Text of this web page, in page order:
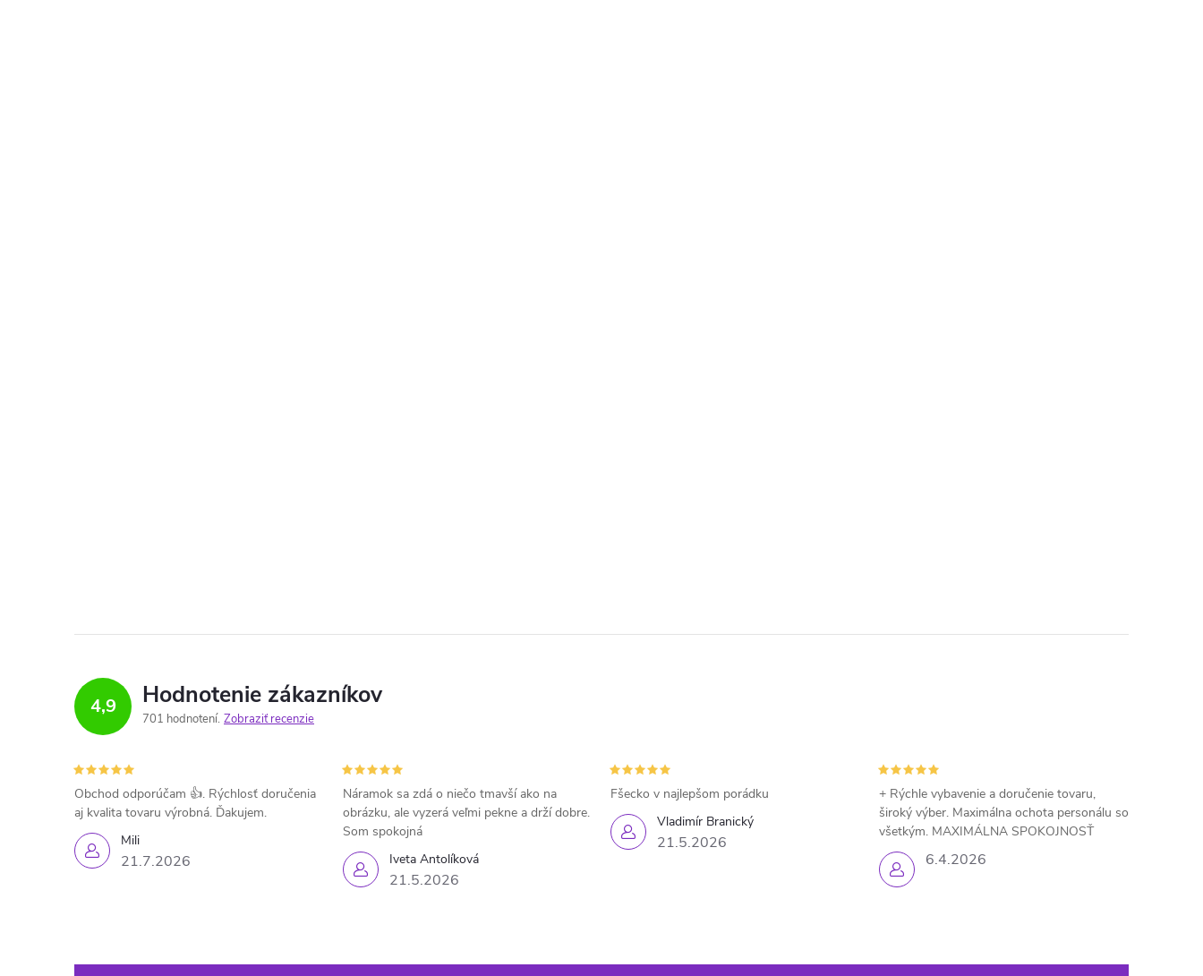
4,9 Hodnotenie zákazníkov
701 hodnotení Zobraziť recenzie
Mili
21.7.2026
Obchod odporúčam 👍. Rýchlosť doručenia
aj kvalita tovaru výrobná. Ďakujem.
Iveta Antolíková
21.5.2026
Náramok sa zdá o niečo tmavší ako na
obrázku, ale vyzerá veľmi pekne a drží dobre.
Som spokojná
Vladimír Branický
21.5.2026
Fšecko v najlepšom porádku
6.4.2026
+ Rýchle vybavenie a doručenie tovaru,
široký výber. Maximálna ochota personálu so
všetkým. MAXIMÁLNA SPOKOJNOSŤ